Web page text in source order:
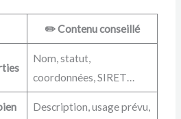
✏️ Contenu conseillé
Nom, statut,
coordonnées, SIRET…
Description, usage prévu,